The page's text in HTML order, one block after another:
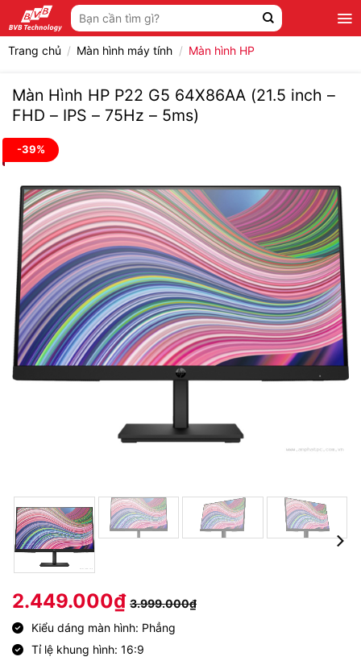
qua
nội
Tìm
kiếm:
Trang chủ / Màn hình máy tính / Màn hình HP
Màn Hình HP P22 G5 64X86AA (21.5 inch –
FHD – IPS – 75Hz – 5ms)
-39%
2.449.000₫ 3.999.000₫
Kiểu dáng màn hình: Phẳng
Tỉ lệ khung hình: 16:9